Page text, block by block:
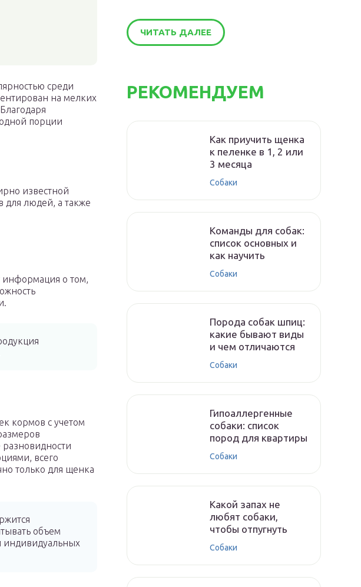
среди
на мелких
порции
известной
для людей, а также
информация о том,
кормов с учетом
всего
только для щенка
объем
индивидуальных
ЧИТАТЬ ДАЛЕЕ
РЕКОМЕНДУЕМ
Как приучить щенка
к пеленке в 1, 2 или
3 месяца
Собаки
Команды для собак:
список основных и
как научить
Собаки
Порода собак шпиц:
какие бывают виды
и чем отличаются
Собаки
Гипоаллергенные
собаки: список
пород для квартиры
Собаки
Какой запах не
любят собаки,
чтобы отпугнуть
Собаки